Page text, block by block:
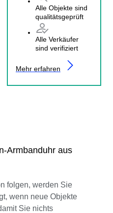
Alle Objekte sind
qualitätsgeprüft
Alle Verkäufer
sind verifiziert
Mehr erfahren
Armbanduhr aus
folgen, werden Sie
wenn neue Objekte
Sie nichts